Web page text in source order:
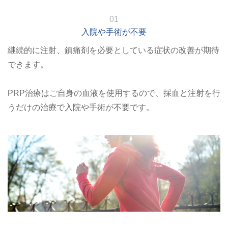
01
入院や手術が不要
継続的に注射、鎮痛剤を必要としている症状の改善が期待
できます。
PRP治療はご自身の血液を使用するので、採血と注射を行
うだけの治療で入院や手術が不要です。